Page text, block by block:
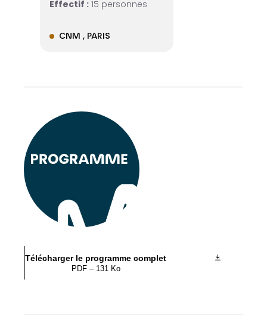
Effectif : 15 personnes
CNM , PARIS
Télécharger le programme complet
PDF – 131 Ko